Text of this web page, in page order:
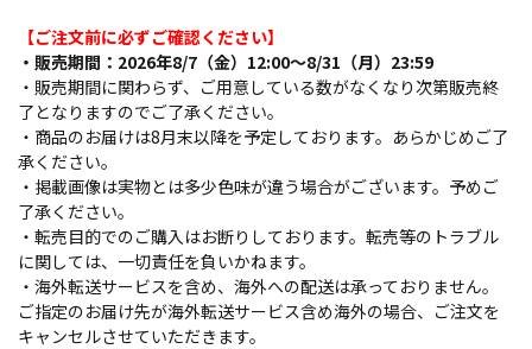
【ご注文前に必ずご確認ください】
・販売期間：2026年8/7（金）12:00～8/31（月）23:59
・販売期間に関わらず、ご用意している数がなくなり次第販売終
了となりますのでご了承ください。
・商品のお届けは8月末以降を予定しております。あらかじめご了
承ください。
・掲載画像は実物とは多少色味が違う場合がございます。予めご
了承ください。
・転売目的でのご購入はお断りしております。転売等のトラブル
に関しては、一切責任を負いかねます。
・海外転送サービスを含め、海外への配送は承っておりません。
ご指定のお届け先が海外転送サービス含め海外の場合、ご注文を
キャンセルさせていただきます。